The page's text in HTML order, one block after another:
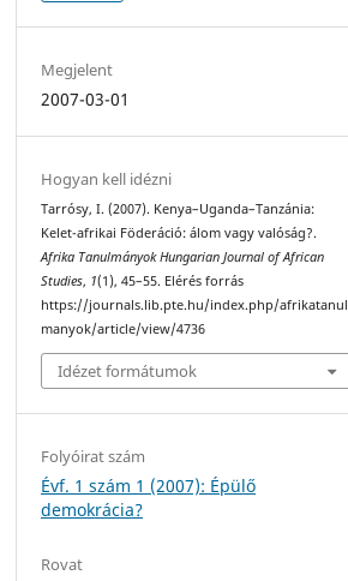
Megjelent
2007-03-01
Hogyan kell idézni
Tarrósy, I. (2007). Kenya–Uganda–Tanzánia:
Kelet-afrikai Föderáció: álom vagy valóság?.
Afrika Tanulmányok Hungarian Journal of African
Studies, 1(1), 45–55. Elérés forrás
https://journals.lib.pte.hu/index.php/afrikatanul
manyok/article/view/4736
Idézet formátumok
Folyóirat szám
Évf. 1 szám 1 (2007): Épülő
demokrácia?
Rovat